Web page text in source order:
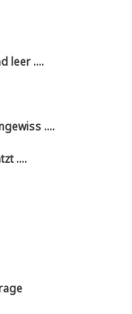
leer ....
....
....